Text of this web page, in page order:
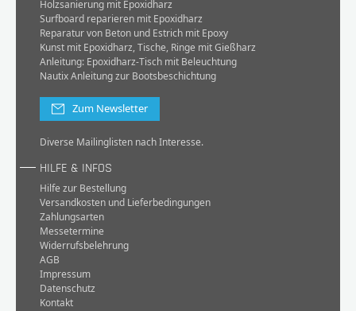
Holzsanierung mit Epoxidharz
Surfboard reparieren mit Epoxidharz
Reparatur von Beton und Estrich mit Epoxy
Kunst mit Epoxidharz, Tische, Ringe mit Gießharz
Anleitung: Epoxidharz-Tisch mit Beleuchtung
Nautix Anleitung zur Bootsbeschichtung
Zum Newsletter
Diverse Mailinglisten nach Interesse.
HILFE & INFOS
Hilfe zur Bestellung
Versandkosten und Lieferbedingungen
Zahlungsarten
Messetermine
Widerrufsbelehrung
AGB
Impressum
Datenschutz
Kontakt